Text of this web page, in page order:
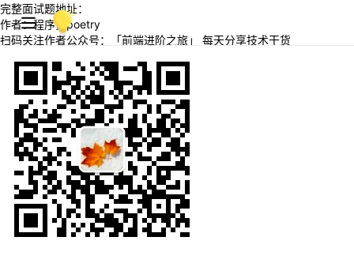
完整面试题地址：
作者：程序员poetry
扫码关注作者公众号：「前端进阶之旅」 每天分享技术干货